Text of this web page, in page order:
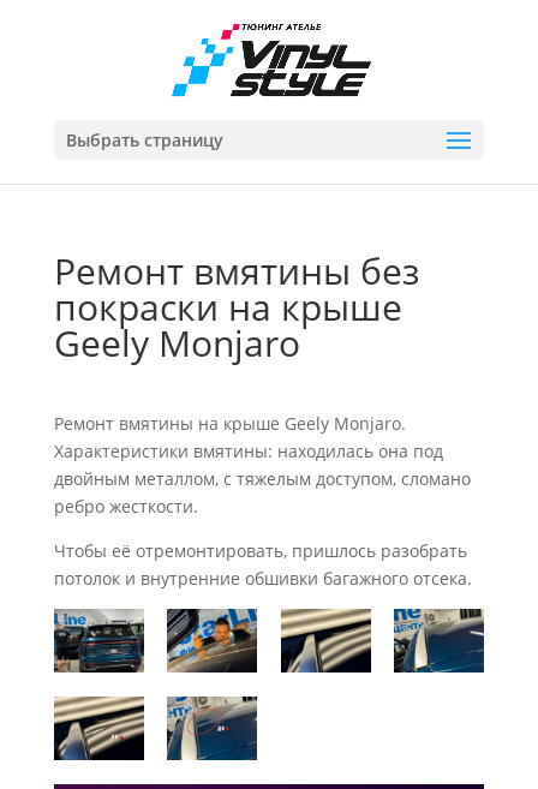
Выбрать страницу
Ремонт вмятины без
покраски на крыше
Geely Monjaro
Ремонт вмятины на крыше Geely Monjaro.
Характеристики вмятины: находилась она под
двойным металлом, с тяжелым доступом, сломано
ребро жесткости.
Чтобы её отремонтировать, пришлось разобрать
потолок и внутренние обшивки багажного отсека.